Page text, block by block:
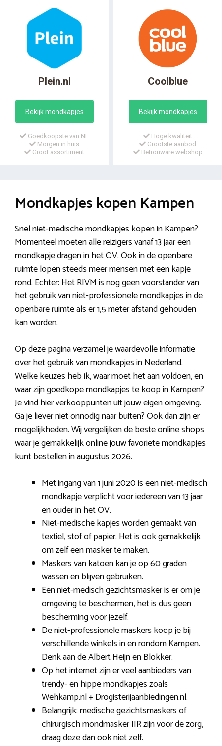
Plein.nl
Bekijk mondkapjes
Goedkoopste van NL
Morgen in huis
Groot assortiment
Coolblue
Bekijk mondkapjes
Hoge kwaliteit
Grootste aanbod
Betrouware webshop
Mondkapjes kopen Kampen
Snel niet-medische mondkapjes kopen in Kampen?
Momenteel moeten alle reizigers vanaf 13 jaar een
mondkapje dragen in het OV. Ook in de openbare
ruimte lopen steeds meer mensen met een kapje
rond. Echter: Het RIVM is nog geen voorstander van
het gebruik van niet-professionele mondkapjes in de
openbare ruimte als er 1,5 meter afstand gehouden
kan worden.
Op deze pagina verzamel je waardevolle informatie
over het gebruik van mondkapjes in Nederland.
Welke keuzes heb ik, waar moet het aan voldoen, en
waar zijn goedkope mondkapjes te koop in Kampen?
Je vind hier verkooppunten uit jouw eigen omgeving.
Ga je liever niet onnodig naar buiten? Ook dan zijn er
mogelijkheden. Wij vergelijken de beste online shops
waar je gemakkelijk online jouw favoriete mondkapjes
kunt bestellen in augustus 2026.
Met ingang van 1 juni 2020 is een niet-medisch
mondkapje verplicht voor iedereen van 13 jaar
en ouder in het OV.
Niet-medische kapjes worden gemaakt van
textiel, stof of papier. Het is ook gemakkelijk
om zelf een masker te maken.
Maskers van katoen kan je op 60 graden
wassen en blijven gebruiken.
Een niet-medisch gezichtsmasker is er om je
omgeving te beschermen, het is dus geen
bescherming voor jezelf.
De niet-professionele maskers koop je bij
verschillende winkels in en rondom Kampen.
Denk aan de Albert Heijn en Blokker.
Op het internet zijn er veel aanbieders van
trendy- en hippe mondkapjes zoals
Wehkamp.nl + Drogisterijaanbiedingen.nl.
Belangrijk: medische gezichtsmaskers of
chirurgisch mondmasker IIR zijn voor de zorg,
draag deze dan ook niet zelf.